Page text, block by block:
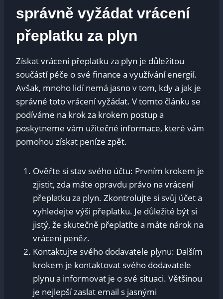
správně vyžádat vrácení
přeplatku za plyn
Získat⁢ vrácení ‌přeplatku za‌ plyn je​ důležitou
součástí péče o své⁢ finance ‌a využívání energií.
Avšak,⁢ mnoho lidí nemá jasno ‌v tom, kdy a jak je
správné toto vrácení vyžádat.⁤ V⁢ tomto článku se​
podíváme⁣ na krok‍ za krokem ⁣postup a
poskytneme ⁢vám užitečné informace, ⁢které vám
‍pomohou získat‍ peníze zpět.
Ověřte si‌ stav svého účtu: Prvním krokem je
zjistit, zda máte ​opravdu ⁤právo⁢ na vrácení
přeplatku za plyn. Zkontrolujte si svůj účet⁣ a
⁤vyhledejte výši přeplatku. Je důležité‌ být si
‍jistý, že ⁤skutečně přeplatíte a máte nárok na
vrácení ​peněz.
Kontaktujte svého dodavatele plynu: Dalším
krokem je kontaktovat svého dodavatele
plynu⁣ a informovat je o své situaci. Většinou
⁢je nejlepší zaslat email s ​jasnými